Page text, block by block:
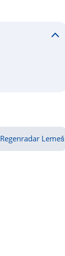
Regenradar Lemeš